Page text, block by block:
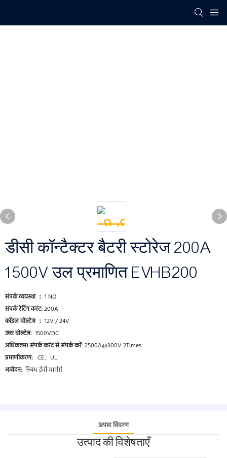
डीसी कॉन्टैक्टर बैटरी स्टोरेज 200A
1500V उल प्रमाणित EVHB200
संपर्क व्यवस्था ： 1 NO
संपर्क रेटिंग करंट:200A
कॉइल वोल्टेज ： 12V / 24V
उच्च वोल्टेज: 1500VDC
अधिकतम। संपर्क करंट से संपर्क करें:2500A@300V 2Times
प्रमाणीकरण: CE、UL
आवेदन: निबंध ईवी चार्जर्स
उत्पाद विवरण
उत्पाद की विशेषताएँ